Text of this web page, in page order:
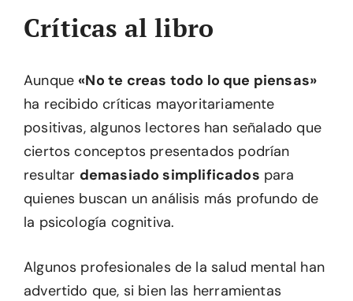
Críticas al libro
Aunque«No te creas todo lo que piensas»
ha recibido críticas mayoritariamente
positivas, algunos lectores han señalado que
ciertos conceptos presentados podrían
resultar demasiado simplificados para
quienes buscan un análisis más profundo de
la psicología cognitiva.
Algunos profesionales de la salud mental han
advertido que, si bien las herramientas